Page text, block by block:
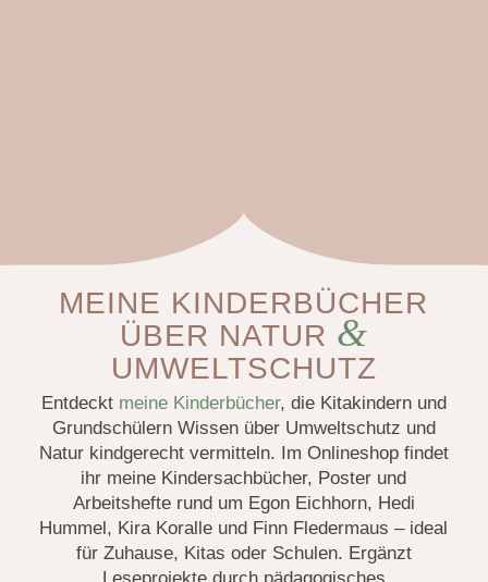
MEINE KINDERBÜCHER
ÜBER NATUR &
UMWELTSCHUTZ
Entdeckt meine Kinderbücher, die Kitakindern und
Grundschülern Wissen über Umweltschutz und
Natur kindgerecht vermitteln. Im Onlineshop findet
ihr meine Kindersachbücher, Poster und
Arbeitshefte rund um Egon Eichhorn, Hedi
Hummel, Kira Koralle und Finn Fledermaus – ideal
für Zuhause, Kitas oder Schulen. Ergänzt
Leseprojekte durch pädagogisches